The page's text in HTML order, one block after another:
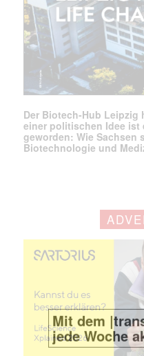
Der Biotech-Hub Leipzig
einer politischen Idee
geworden: Wie Sachsen
Biotechnologie und